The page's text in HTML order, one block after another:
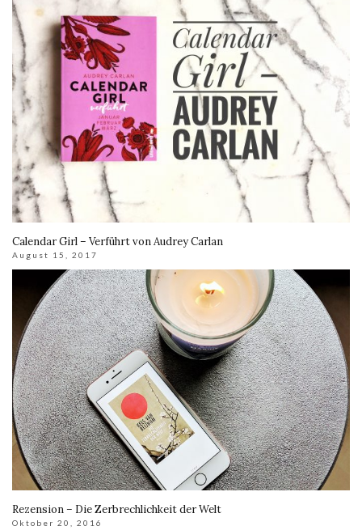
Calendar Girl – Verführt von Audrey Carlan
August 15, 2017
Rezension – Die Zerbrechlichkeit der Welt
Oktober 20, 2016